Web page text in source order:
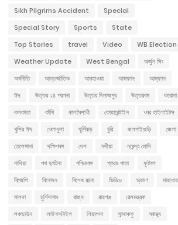
Sikh Pilgrims Accident
Special
Special Story
Sports
State
Top Stories
travel Video
WB Election
Weather Update
West Bengal
অর্জুন সিং
অর্থনীতি
আন্তর্জাতিক আবহাওয়া আমফান
আম্ফান
ঈদ
উত্তর ২৪ পরগনা উত্তর দিনাজপুর উত্তরবঙ্গ
করোনা
কলকাতা
কাঁথি কালবৈশাখী কোয়ারেন্টাইন
খবর হাইলাইটস
খুশির ঈদ
খেলাধুলা ঘূর্ণিঝড় চুরি জলপাইগুড়ি
জেলা
তেলেঙ্গানা
দক্ষিণবঙ্গ দেশ নদীয়া
নরেন্দ্র মোদি
নাদিয়া
পথ দুর্ঘটনা পশ্চিমবঙ্গ প্রথম পাতা
ফুটবল
বিজেপি
বিনোদন বিশেষ রচনা ভিডিও ভ্রমণ
মারধোর
মালদা
মুর্শিদাবাদ রাজ্য রায়গঞ্জ
রেলমন্ত্রক
লকডাউন
লাইফস্টাইল শিয়ালদা সান্দাকফু
স্বাস্থ্য